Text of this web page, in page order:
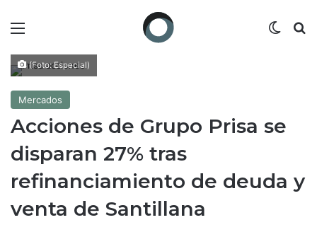
(Foto: Especial)
Mercados
Acciones de Grupo Prisa se
disparan 27% tras
refinanciamiento de deuda y
venta de Santillana